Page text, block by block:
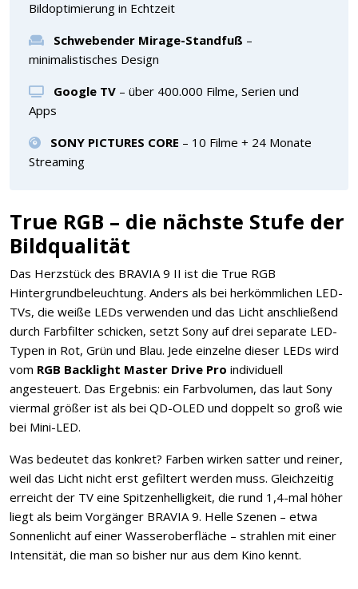
Bildoptimierung in Echtzeit
Schwebender Mirage-Standfuß –
minimalistisches Design
Google TV – über 400.000 Filme, Serien und
Apps
SONY PICTURES CORE – 10 Filme + 24 Monate
Streaming
True RGB – die nächste Stufe der
Bildqualität
Das Herzstück des BRAVIA 9 II ist die True RGB
Hintergrundbeleuchtung. Anders als bei herkömmlichen LED-
TVs, die weiße LEDs verwenden und das Licht anschließend
durch Farbfilter schicken, setzt Sony auf drei separate LED-
Typen in Rot, Grün und Blau. Jede einzelne dieser LEDs wird
vom RGB Backlight Master Drive Pro individuell
angesteuert. Das Ergebnis: ein Farbvolumen, das laut Sony
viermal größer ist als bei QD-OLED und doppelt so groß wie
bei Mini-LED.
Was bedeutet das konkret? Farben wirken satter und reiner,
weil das Licht nicht erst gefiltert werden muss. Gleichzeitig
erreicht der TV eine Spitzenhelligkeit, die rund 1,4-mal höher
liegt als beim Vorgänger BRAVIA 9. Helle Szenen – etwa
Sonnenlicht auf einer Wasseroberfläche – strahlen mit einer
Intensität, die man so bisher nur aus dem Kino kennt.